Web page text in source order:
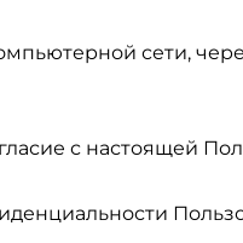
сети,
с настоящей